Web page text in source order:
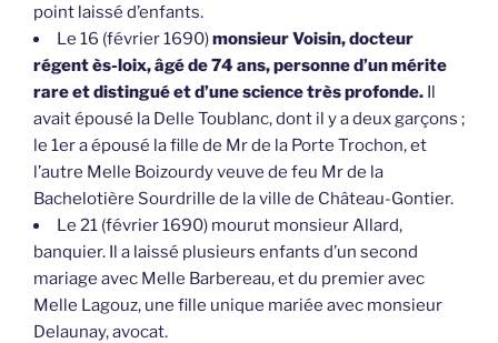
point laissé d’enfants.
Le 16 (février 1690)monsieur Voisin, docteur
régent ès-loix, âgé de 74 ans, personne d’un mérite
rare et distingué et d’une science très profonde. Il
avait épousé la Delle Toublanc, dont il y a deux garçons ;
le 1er a épousé la fille de Mr de la Porte Trochon, et
l’autre Melle Boizourdy veuve de feu Mr de la
Bachelotière Sourdrille de la ville de Château-Gontier.
Le 21 (février 1690) mourut monsieur Allard,
banquier. Il a laissé plusieurs enfants d’un second
mariage avec Melle Barbereau, et du premier avec
Melle Lagouz, une fille unique mariée avec monsieur
Delaunay, avocat.